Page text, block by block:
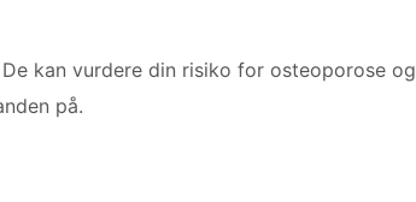
kan vurdere din risiko for osteoporose og
på.